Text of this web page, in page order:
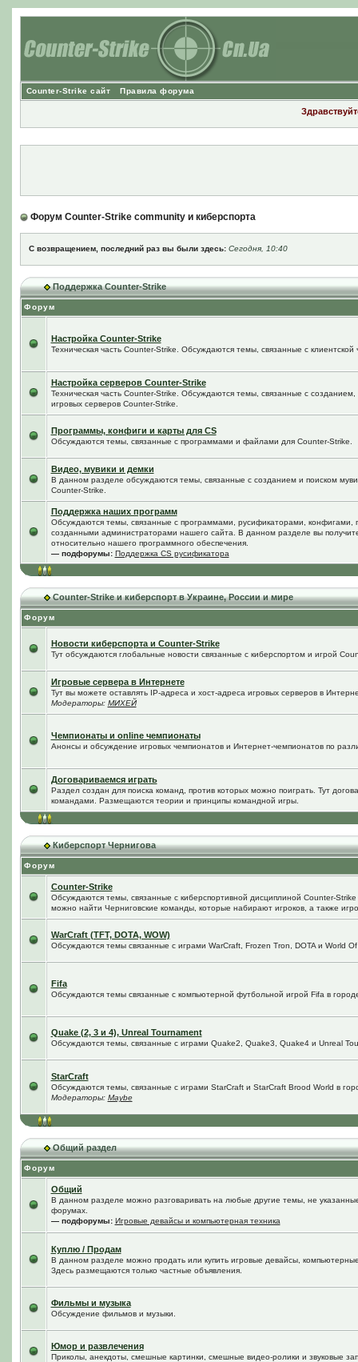
Counter-Strike сайт Правила форума
Форум Counter-Strike community и киберспорта
С возвращением, последний раз вы были здесь: Сегодня, 10:40
Поддержка Counter-Strike
Форум
Настройка Counter-Strike
Техническая часть Counter-Strike. Обсуждаются темы, связанные с клиентской
Настройка серверов Counter-Strike
Техническая часть Counter-Strike. Обсуждаются темы, связанные с
игровых серверов Counter-Strike.
Программы, конфиги и карты для CS
Обсуждаются темы, связанные с программами и файлами для Counter-Strike.
Видео, мувики и демки
В данном разделе обсуждаются темы, связанные с созданием и поиском
Counter-Strike.
Поддержка наших программ
Обсуждаются темы, связанные с программами, русификаторами, конфигами,
созданными администраторами нашего сайта. В данном разделе вы
относительно нашего программного обеспечения.
— подфорумы: Поддержка CS русификатора
Counter-Strike и киберспорт в Украине, России и мире
Форум
Новости киберспорта и Counter-Strike
Тут обсуждаются глобальные новости связанные с киберспортом и игрой
Игровые сервера в Интернете
Тут вы можете оставлять IP-адреса и хост-адреса игровых серверов в
Модераторы: МИХЕЙ
Чемпионаты и online чемпионаты
Анонсы и обсуждение игровых чемпионатов и Интернет-чемпионатов по
Договариваемся играть
Раздел создан для поиска команд, против которых можно поиграть. Тут
командами. Размещаются теории и принципы командной игры.
Киберспорт Чернигова
Форум
Counter-Strike
Обсуждаются темы, связанные с киберспортивной дисциплиной Counter-Strike
можно найти Черниговские команды, которые набирают игроков, а также
WarCraft (TFT, DOTA, WOW)
Обсуждаются темы связанные с играми WarCraft, Frozen Tron, DOTA и World
Fifa
Обсуждаются темы связанные с компьютерной футбольной игрой Fifa в
Quake (2, 3 и 4), Unreal Tournament
Обсуждаются темы, связанные с играми Quake2, Quake3, Quake4 и Unreal
StarCraft
Обсуждаются темы, связанные с играми StarCraft и StarCraft Brood World в
Модераторы: Maybe
Общий раздел
Форум
Общий
В данном разделе можно разговаривать на любые другие темы, не
форумах.
— подфорумы: Игровые девайсы и компьютерная техника
Куплю / Продам
В данном разделе можно продать или купить игровые девайсы,
Здесь размещаются только частные объявления.
Фильмы и музыка
Обсуждение фильмов и музыки.
Юмор и развлечения
Приколы, анекдоты, смешные картинки, смешные видео-ролики и звуковые